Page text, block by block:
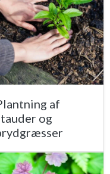
af
og